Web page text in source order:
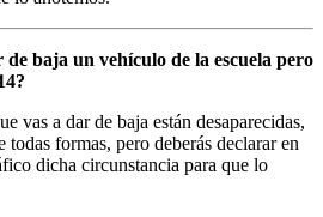
de baja un vehículo de la escuela pero
vas a dar de baja están desaparecidas,
todas formas, pero deberás declarar en
dicha circunstancia para que lo